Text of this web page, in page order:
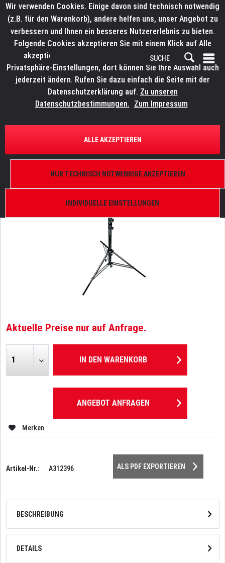
ÜBERSICHT TRAVERSENLIFTE UND STATIVE
MANFROTTO 126BSU
Aktuelle Preise nur auf Anfrage.
IN DEN WARENKORB
ANGEBOT ANFRAGEN
Merken
Artikel-Nr.: A312396 ALS PDF EXPORTIEREN
BESCHREIBUNG
DETAILS
Wir verwenden Cookies. Einige davon sind technisch notwendig
(z.B. für den Warenkorb), andere helfen uns, unser Angebot zu
verbessern und Ihnen ein besseres Nutzererlebnis zu bieten.
Folgende Cookies akzeptieren Sie mit einem Klick auf Alle
akzeptieren. Weitere Informationen finden Sie in den
Privatsphäre-Einstellungen, dort können Sie Ihre Auswahl auch
jederzeit ändern. Rufen Sie dazu einfach die Seite mit der
Datenschutzerklärung auf. Zu unseren
Datenschutzbestimmungen. Zum Impressum
INDIVIDUELLE EINSTELLUNGEN
NUR TECHNISCH NOTWENDIGE AKZEPTIEREN
ALLE AKZEPTIEREN